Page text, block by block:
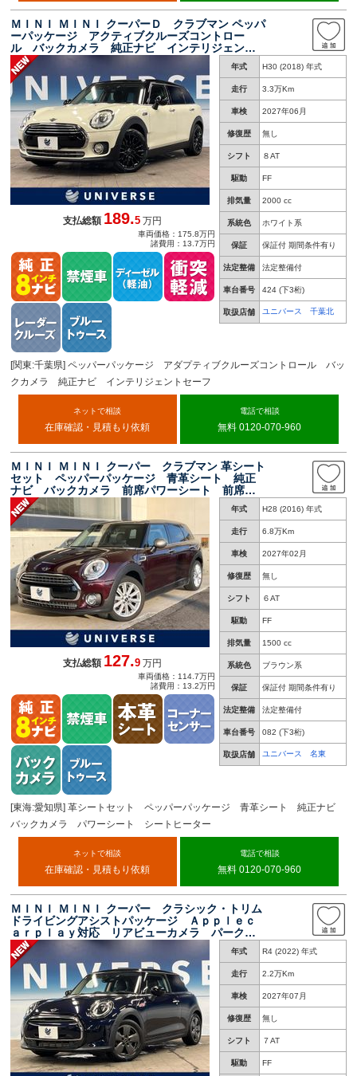
ＭＩＮＩ ＭＩＮＩ クーパーＤ クラブマン ペッパ
ーパッケージ アクティブクルーズコントロー
ル バックカメラ 純正ナビ インテリジェント
セーフティ ＬＥＤヘッドライト アンビエント
ライト デュアルオートエアコン ＥＴＣ車載
器 スマートキー
年式 H30 (2018) 年式
走行 3.3万Km
車検 2027年06月
修復歴 無し
シフト ８AT
駆動 FF
排気量 2000 cc
系統色 ホワイト系
保証 保証付 期間条件有り
法定整備 法定整備付
車台番号 424 (下3桁)
取扱店舗 ユニバース 千葉北
支払総額189.5 万円
車両価格：175.8万円
諸費用：13.7万円
[関東:千葉県] ペッパーパッケージ アダプティブクルーズコントロール バッ
クカメラ 純正ナビ インテリジェントセーフ
ネットで相談
在庫確認・見積もり依頼
電話で相談
無料 0120-070-960
ＭＩＮＩ ＭＩＮＩ クーパー クラブマン 革シート
セット ペッパーパッケージ 青革シート 純正
ナビ バックカメラ 前席パワーシート 前席シ
ートヒーター リアコーナーセンサー ＬＥＤヘ
ッドライト クルーズコントロール コンフォー
トアクセス 禁煙
年式 H28 (2016) 年式
走行 6.8万Km
車検 2027年02月
修復歴 無し
シフト ６AT
駆動 FF
排気量 1500 cc
系統色 ブラウン系
保証 保証付 期間条件有り
法定整備 法定整備付
車台番号 082 (下3桁)
取扱店舗 ユニバース 名東
支払総額127.9 万円
車両価格：114.7万円
諸費用：13.2万円
[東海:愛知県] 革シートセット ペッパーパッケージ 青革シート 純正ナビ
バックカメラ パワーシート シートヒーター
ネットで相談
在庫確認・見積もり依頼
電話で相談
無料 0120-070-960
ＭＩＮＩ ＭＩＮＩ クーパー クラシック・トリム
ドライビングアシストパッケージ Ａｐｐｌｅｃ
ａｒｐｌａｙ対応 リアビューカメラ パークデ
ィスタンスコントロール ハーフレザーシート
コンフォートアクセス １６インチグレー塗装ア
ルミ ライトパッケージ
年式 R4 (2022) 年式
走行 2.2万Km
車検 2027年07月
修復歴 無し
シフト ７AT
駆動 FF